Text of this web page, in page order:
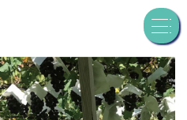
プ